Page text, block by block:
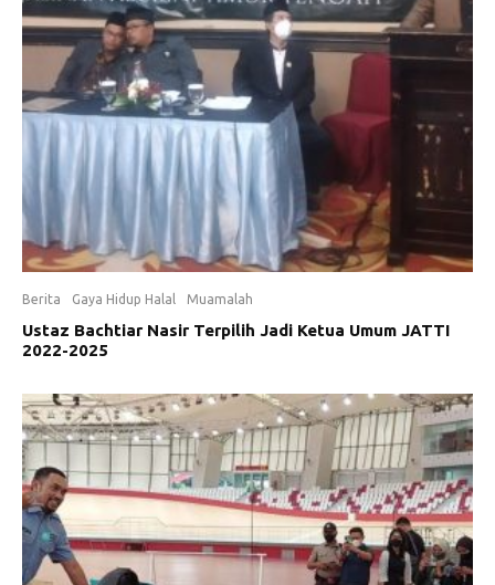
Berita Gaya Hidup Halal Muamalah
Ustaz Bachtiar Nasir Terpilih Jadi Ketua Umum JATTI
2022-2025